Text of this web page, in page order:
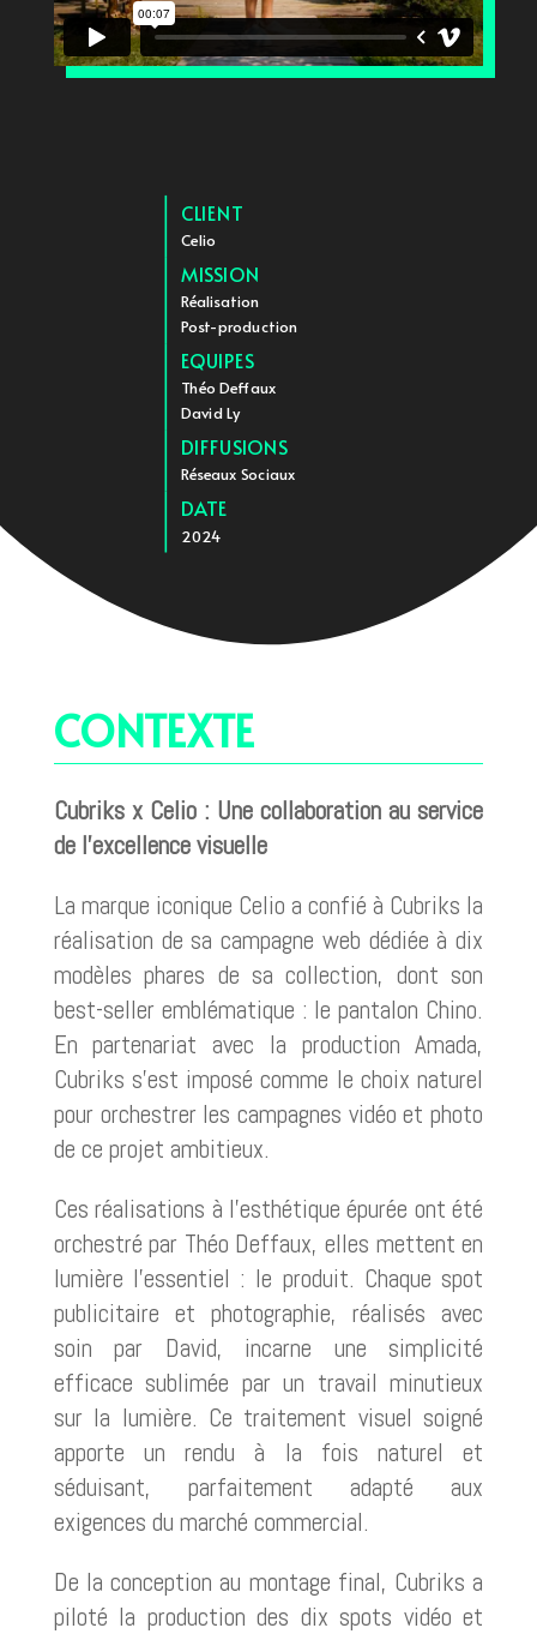
CLIENT
Celio
MISSION
Réalisation
Post-production
EQUIPES
Théo Deffaux
David Ly
DIFFUSIONS
Réseaux Sociaux
DATE
2024
CONTEXTE
Cubriks x Celio : Une collaboration au service
de l’excellence visuelle
La marque iconique Celio a confié à Cubriks la
réalisation de sa campagne web dédiée à dix
modèles phares de sa collection, dont son
best-seller emblématique : le pantalon Chino.
En partenariat avec la production Amada,
Cubriks s’est imposé comme le choix naturel
pour orchestrer les campagnes vidéo et photo
de ce projet ambitieux.
Ces réalisations à l’esthétique épurée ont été
orchestré par Théo Deffaux, elles mettent en
lumière l’essentiel : le produit. Chaque spot
publicitaire et photographie, réalisés avec
soin par David, incarne une simplicité
efficace sublimée par un travail minutieux
sur la lumière. Ce traitement visuel soigné
apporte un rendu à la fois naturel et
séduisant, parfaitement adapté aux
exigences du marché commercial.
De la conception au montage final, Cubriks a
piloté la production des dix spots vidéo et